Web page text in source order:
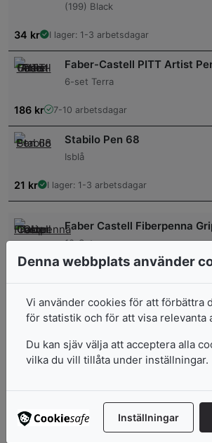
(199) Black
34 kr I lager: 1-3 arbetsdagar
Faber-Castell PITT Artist
6-set Terra
186 kr 7-10 arbetsdagar
Stabilo Pen 68
Isblå
21 kr I lager: 1-3 arbetsdagar
Faber Castell Fiberpenna
10-Set
I lager: 1-3 arbetsdagar
Fineliner Pilot Drawing
Pen Medium spets 0,3
30kr I lager: 1-3 arbetsdagar
Pastell
186kr 7-10 arbetsdagar
Denna webbplats använder
Vi använder cookies för att förbättra
för statistik och för att visa relevanta
Du kan sjäv välja att acceptera alla
vilka du vill tillåta under inställningar.
Inställningar